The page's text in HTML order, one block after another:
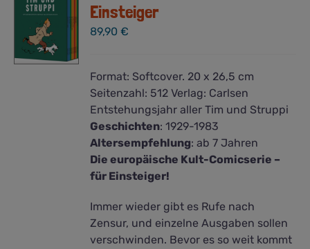
Einsteiger
89,90€
Format: Softcover. 20 x 26,5 cm
Seitenzahl: 512Verlag: Carlsen
Entstehungsjahr aller Tim und Struppi
Geschichten: 1929-1983
Altersempfehlung: ab 7 Jahren
Die europäische Kult-Comicserie –
für Einsteiger!
Immer wieder gibt es Rufe nach
Zensur, und einzelne Ausgaben sollen
verschwinden. Bevor es so weit kommt